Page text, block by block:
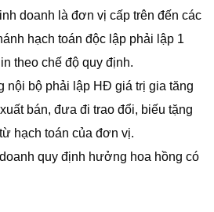
doanh là đơn vị cấp trên đến các
hạch toán độc lập phải lập 1
theo chế độ quy định.
nội bộ phải lập HĐ giá trị gia tăng
bán, đưa đi trao đổi, biếu tặng
hạch toán của đơn vị.
quy định hưởng hoa hồng có